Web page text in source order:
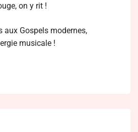
on y rit !
aux Gospels modernes,
musicale !